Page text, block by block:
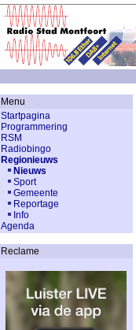
Menu
Startpagina
Programmering
RSM
Radiobingo
Regionieuws
Nieuws
Sport
Gemeente
Reportage
Info
Agenda
Reclame